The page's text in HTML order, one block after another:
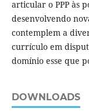
articular o PPP às
desenvolvendo
contemplem a
currículo em
domínio esse que
DOWNLOADS